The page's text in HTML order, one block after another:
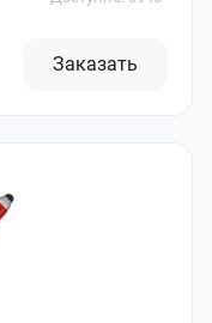
Заказать